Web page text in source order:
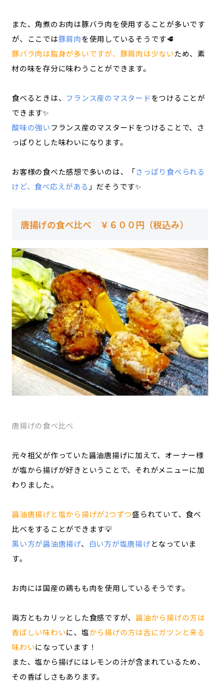
また、角煮のお肉は豚バラ肉を使用することが多いです
が、ここでは豚肩肉を使用しているそうです🥩
豚バラ肉は脂身が多いですが、豚肩肉は少ないため、素
材の味を存分に味わうことができます。
食べるときは、 フランス産のマスタードをつけることが
できます✨
酸味の強いフランス産のマスタードをつけることで、さ
っぱりとした味わいになります。
お客様の食べた感想で多いのは、「さっぱり食べられる
けど、食べ応えがある 」だそうです✨
唐揚げの食べ比べ ￥６００円（税込み）
唐揚げの食べ比べ
元々祖父が作っていた醤油唐揚げに加えて、オーナー様
が塩から揚げが好きということで、それがメニューに加
わりました。
醤油唐揚げと塩から揚げが2つずつ盛られていて、食べ
比べをすることができます💡
黒い方が醤油唐揚げ、 白い方が塩唐揚げとなっていま
す。
お肉には国産の鶏もも肉を使用しているそうです。
両方ともカリッとした食感ですが、 醤油から揚げの方は
香ばしい味わいに、塩から揚げの方は舌にガツンと来る
味わいになっています！
また、塩から揚げにはレモンの汁が含まれているため、
その香ばしさもあります。